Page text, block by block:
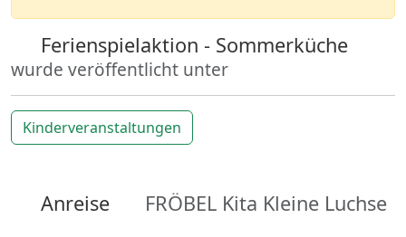
Ferienspielaktion - Sommerküche
wurde veröffentlicht unter
Kinder­veranstaltungen
Anreise FRÖBEL Kita Kleine Luchse